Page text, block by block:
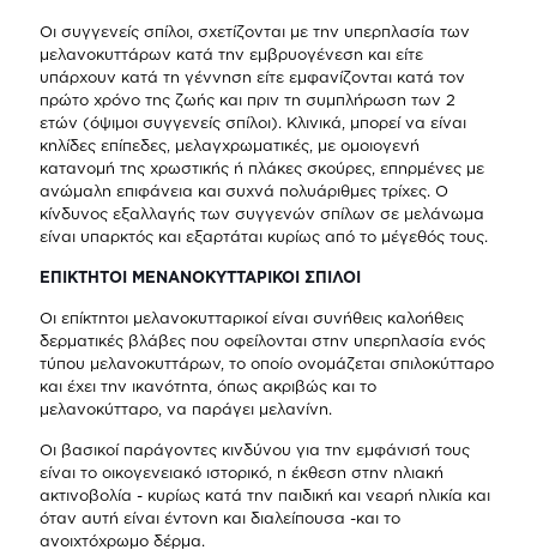
Οι συγγενείς σπίλοι, σχετίζονται με την υπερπλασία των
μελανοκυττάρων κατά την εμβρυογένεση και είτε
υπάρχουν κατά τη γέννηση είτε εμφανίζονται κατά τον
πρώτο χρόνο της ζωής και πριν τη συμπλήρωση των 2
ετών (όψιμοι συγγενείς σπίλοι). Κλινικά, μπορεί να είναι
κηλίδες επίπεδες, μελαγχρωματικές, με ομοιογενή
κατανομή της χρωστικής ή πλάκες σκούρες, επηρμένες με
ανώμαλη επιφάνεια και συχνά πολυάριθμες τρίχες. Ο
κίνδυνος εξαλλαγής των συγγενών σπίλων σε μελάνωμα
είναι υπαρκτός και εξαρτάται κυρίως από το μέγεθός τους.
ΕΠΙΚΤΗΤΟΙ ΜΕΝΑΝΟΚΥΤΤΑΡΙΚΟΙ ΣΠΙΛΟΙ
Οι επίκτητοι μελανοκυτταρικοί είναι συνήθεις καλοήθεις
δερματικές βλάβες που οφείλονται στην υπερπλασία ενός
τύπου μελανοκυττάρων, το οποίο ονομάζεται σπιλοκύτταρο
και έχει την ικανότητα, όπως ακριβώς και το
μελανοκύτταρο, να παράγει μελανίνη.
Οι βασικοί παράγοντες κινδύνου για την εμφάνισή τους
είναι το οικογενειακό ιστορικό, η έκθεση στην ηλιακή
ακτινοβολία - κυρίως κατά την παιδική και νεαρή ηλικία και
όταν αυτή είναι έντονη και διαλείπουσα -και το
ανοιχτόχρωμο δέρμα.